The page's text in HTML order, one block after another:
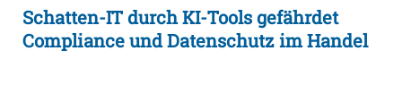
Schatten-IT durch KI-Tools gefährdet
Compliance und Datenschutz im Handel